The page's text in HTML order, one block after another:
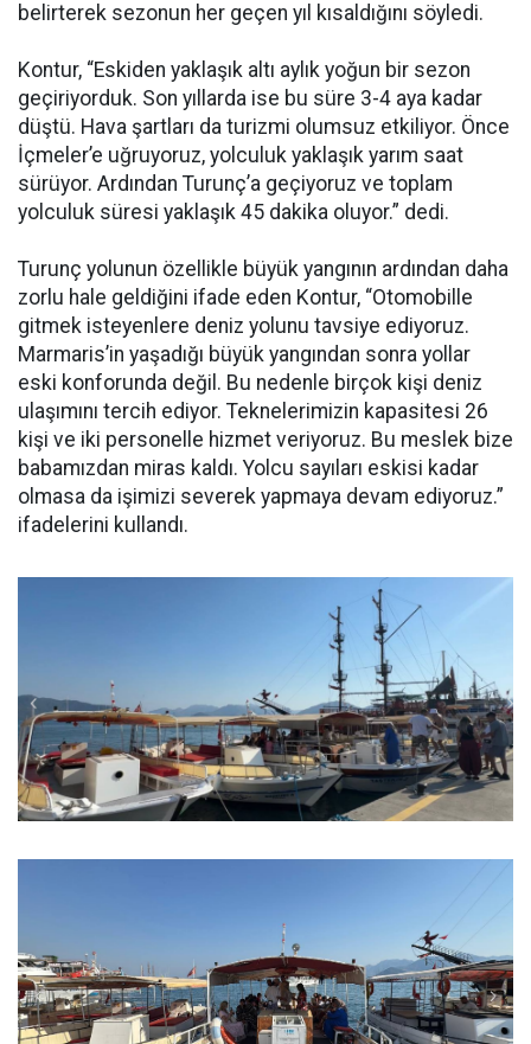
belirterek sezonun her geçen yıl kısaldığını söyledi.
Kontur, “Eskiden yaklaşık altı aylık yoğun bir sezon
geçiriyorduk. Son yıllarda ise bu süre 3-4 aya kadar
düştü. Hava şartları da turizmi olumsuz etkiliyor. Önce
İçmeler’e uğruyoruz, yolculuk yaklaşık yarım saat
sürüyor. Ardından Turunç’a geçiyoruz ve toplam
yolculuk süresi yaklaşık 45 dakika oluyor.” dedi.
Turunç yolunun özellikle büyük yangının ardından daha
zorlu hale geldiğini ifade eden Kontur, “Otomobille
gitmek isteyenlere deniz yolunu tavsiye ediyoruz.
Marmaris’in yaşadığı büyük yangından sonra yollar
eski konforunda değil. Bu nedenle birçok kişi deniz
ulaşımını tercih ediyor. Teknelerimizin kapasitesi 26
kişi ve iki personelle hizmet veriyoruz. Bu meslek bize
babamızdan miras kaldı. Yolcu sayıları eskisi kadar
olmasa da işimizi severek yapmaya devam ediyoruz.”
ifadelerini kullandı.